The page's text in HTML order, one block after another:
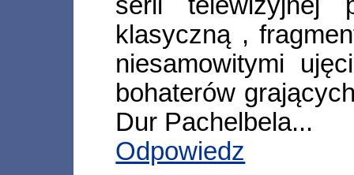
klasyczną ,
niesamowitymi
bohaterów
Dur Pachelbela...
Odpowiedz